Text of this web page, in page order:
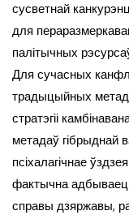
сусветнай
для
палітычных
Для сучасных
традыцыйных
стратэгіі
метадаў гібрыднай
псіхалагічнае
фактычна
справы дзяржавы,